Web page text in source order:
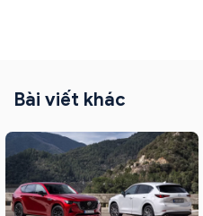
Bài viết khác